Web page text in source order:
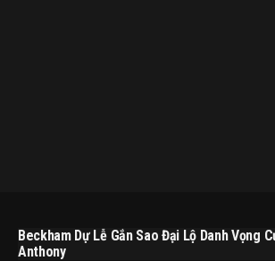
Beckham Dự Lễ Gắn Sao Đại Lộ Danh Vọng
Anthony